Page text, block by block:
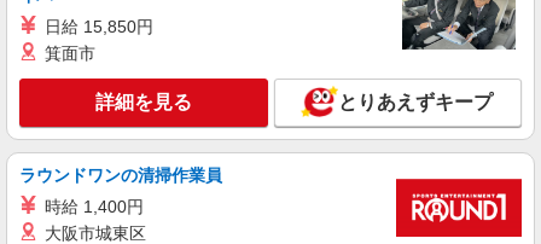
詳細を見る
派遣社員
株式会社アスカ 横浜支店（jb441755）
認定こども園の保育士
時給 1,500円 〜 1,600円 ※給与幅は経験・能
力により考慮 賞与あり 交通費あり／全額支給
■認定こども園 エクレス保育園（認定こども
園） 神奈川県横浜市都筑区仲町台13414
日給 15,850円
箕面市
詳細を見る とりあえずキープ
ラウンドワンの清掃作業員
時給 1,400円
大阪市城東区